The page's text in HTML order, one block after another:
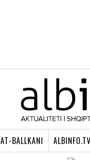
AT-BALLKANI ALBINFO.TV